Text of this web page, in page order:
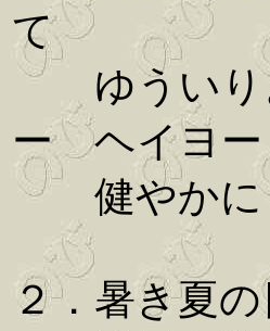
て
ゆういり
ー ヘイヨー
健やかに
２．暑き夏